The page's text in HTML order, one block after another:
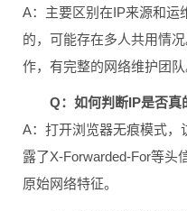
A：主要区别在IP来源和运
的，可能存在多人共用情
作，有完整的网络维护团队
Q：如何判断IP是否真
A：打开浏览器无痕模式，
露了X-Forwarded-For等头
原始网络特征。